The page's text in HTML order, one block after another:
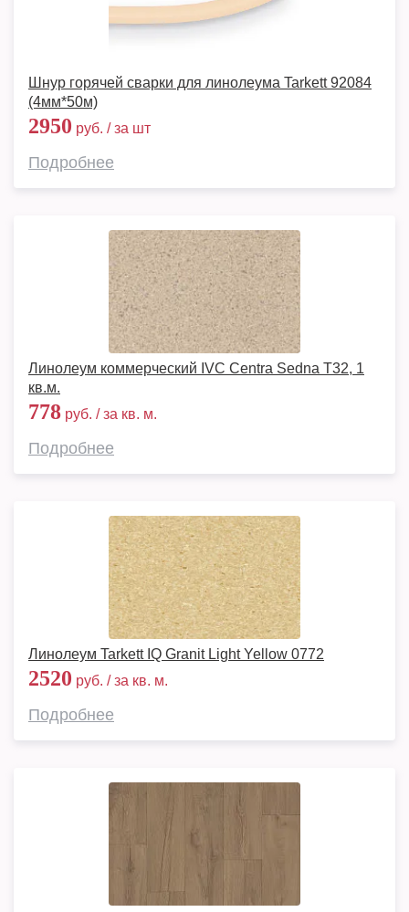
Шнур горячей сварки для линолеума Tarkett 92084
(4мм*50м)
2950 руб. / за шт
Подробнее
Линолеум коммерческий IVC Centra Sedna T32, 1
кв.м.
778 руб. / за кв. м.
Подробнее
Линолеум Tarkett IQ Granit Light Yellow 0772
2520 руб. / за кв. м.
Подробнее